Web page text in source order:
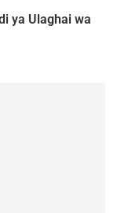
ya Ulaghai wa